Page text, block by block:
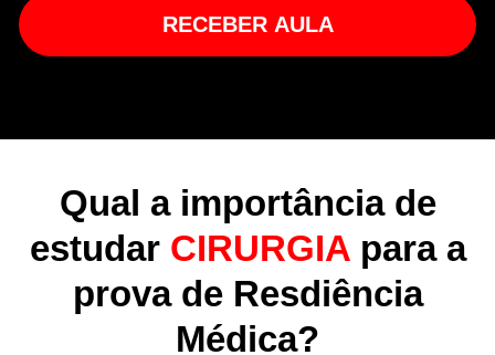
RECEBER AULA
Qual a importância de
estudar CIRURGIA para a
prova de Resdiência
Médica?